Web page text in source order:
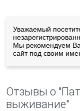
Уважаемый
Мы рекомендуем
сайт под своим
Отзывы о
выживание"